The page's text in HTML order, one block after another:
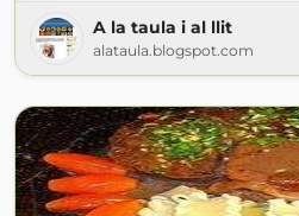
A la taula i al llit
alataula.blogspot.com